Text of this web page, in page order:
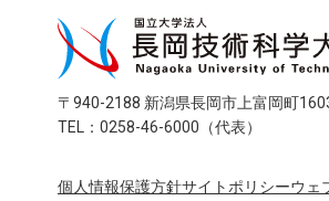
〒940-2188 新潟県長岡市上富岡町
TEL：0258-46-6000（代表）
個人情報保護方針サイトポリシーウェ